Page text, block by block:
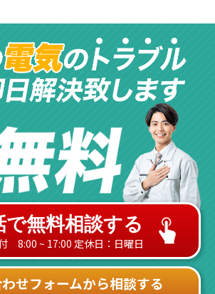
で無料相談する
8:00 ~ 17:00 定休日：日曜日
せフォームから相談する